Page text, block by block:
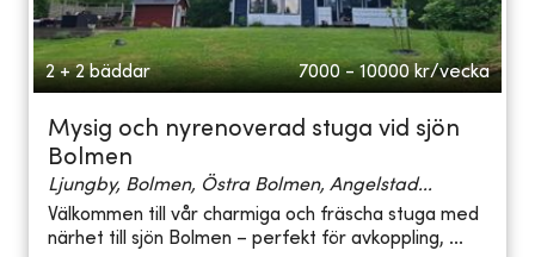
2 + 2 bäddar 7000 - 10000 kr/vecka
Mysig och nyrenoverad stuga vid sjön
Bolmen
Ljungby, Bolmen, Östra Bolmen, Angelstad...
Välkommen till vår charmiga och fräscha stuga med
närhet till sjön Bolmen – perfekt för avkoppling, ...